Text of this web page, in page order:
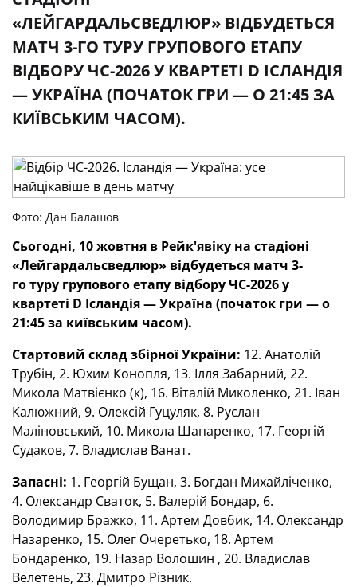
«ЛЕЙГАРДАЛЬСВЕДЛЮР» ВІДБУДЕТЬСЯ
МАТЧ 3-ГО ТУРУ ГРУПОВОГО ЕТАПУ
ВІДБОРУ ЧС-2026 У КВАРТЕТІ D ІСЛАНДІЯ
— УКРАЇНА (ПОЧАТОК ГРИ — О 21:45 ЗА
КИЇВСЬКИМ ЧАСОМ).
Фото: Дан Балашов
Сьогодні, 10 жовтня в Рейк'явіку на стадіоні
«Лейгардальсведлюр» відбудеться матч 3-
готуру групового етапу відбору ЧС-2026 у
квартеті D Ісландія — Україна (початок гри — о
21:45 за київським часом).
Стартовий склад збірної України: 12. Анатолій
Трубін, 2. Юхим Конопля, 13. Ілля Забарний, 22.
Микола Матвієнко (к), 16. Віталій Миколенко, 21. Іван
Калюжний, 9. Олексій Гуцуляк, 8. Руслан
Маліновський, 10. Микола Шапаренко, 17. Георгій
Судаков, 7. Владислав Ванат.
Запасні: 1. Георгій Бущан, 3. Богдан Михайліченко,
4. Олександр Сваток, 5. Валерій Бондар, 6.
Володимир Бражко, 11. Артем Довбик, 14. Олександр
Назаренко, 15. Олег Очеретько, 18. Артем
Бондаренко, 19. Назар Волошин , 20. Владислав
Велетень, 23. Дмитро Різник.